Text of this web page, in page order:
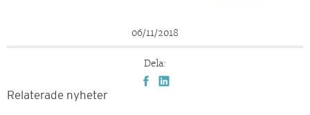
06/11/2018
Dela:
Relaterade nyheter